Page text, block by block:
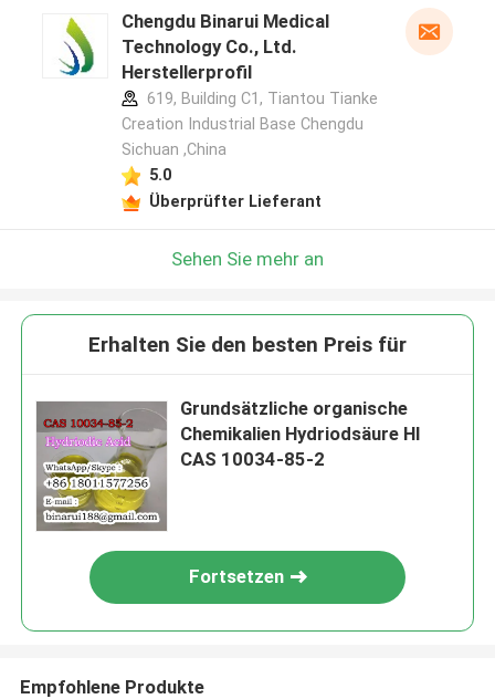
Chengdu Binarui Medical
Technology Co., Ltd.
Herstellerprofil
619, Building C1, Tiantou Tianke
Creation Industrial Base Chengdu
Sichuan ,China
5.0
Überprüfter Lieferant
Sehen Sie mehr an
Erhalten Sie den besten Preis für
Grundsätzliche organische
Chemikalien Hydriodsäure HI
CAS 10034-85-2
Fortsetzen
Empfohlene Produkte